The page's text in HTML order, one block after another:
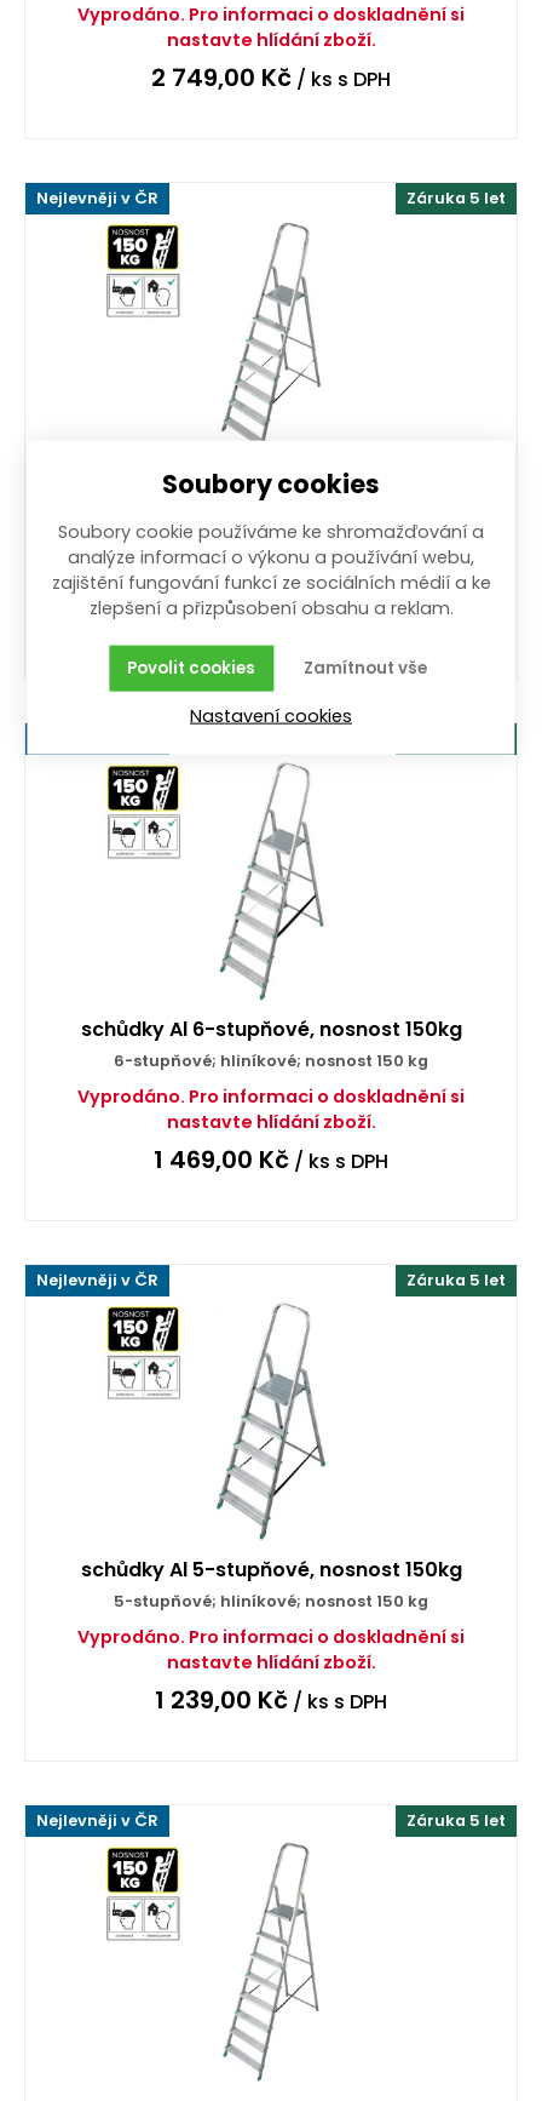
Vyprodáno. Pro informaci o doskladnění si
nastavte hlídání zboží.
2 749,00 Kč / ks s DPH
Záruka 5 let
Nejlevněji v ČR
schůdky Al 7-stupňové, nosnost 150kg
Vyprodáno. Pro informaci o doskladnění si
nastavte hlídání zboží.
1 999,00Kč/ kss DPH
schůdky Al 6-stupňové, nosnost 150kg
6-stupňové; hliníkové; nosnost 150 kg
Vyprodáno. Pro informaci o doskladnění si
nastavte hlídání zboží.
1 469,00 Kč / ks s DPH
Záruka 5 let
Nejlevněji v ČR
schůdky Al 5-stupňové, nosnost 150kg
5-stupňové; hliníkové; nosnost 150 kg
Vyprodáno. Pro informaci o doskladnění si
nastavte hlídání zboží.
1 239,00 Kč / ks s DPH
Záruka 5 let
Nejlevněji v ČR
Soubory cookies
Soubory cookie používáme ke shromažďování a
analýze informací o výkonu a používání webu,
zajištění fungování funkcí ze sociálních médií a ke
zlepšení a přizpůsobení obsahu a reklam.
Zamítnout vše
Povolit cookies
Nastavení cookies